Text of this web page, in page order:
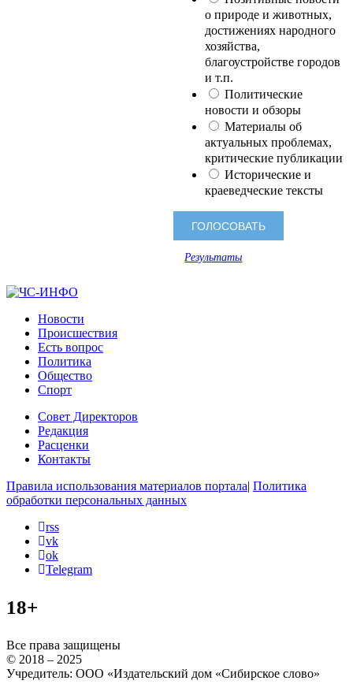
о природе и животных,
достижениях народного
хозяйства,
благоустройстве городов
и т.п.
Политические
новости и обзоры
Материалы об
актуальных проблемах,
критические публикации
Исторические и
краеведческие тексты
Результаты
Новости
Происшествия
Есть вопрос
Политика
Общество
Спорт
Совет Директоров
Редакция
Расценки
Контакты
Правила использования материалов портала| Политика
обработки персональных данных
rss
vk
ok
Telegram
18+
Все права защищены
© 2018 – 2025
Учредитель: ООО «Издательский дом «Сибирское слово»